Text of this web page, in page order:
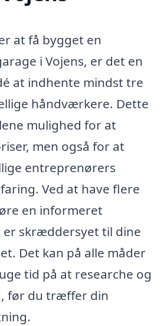
at få bygget en
i Vojens, er det en
at indhente mindst tre
håndværkere. Dette
mulighed for at
men også for at
entreprenørers
Ved at have flere
en informeret
skræddersyet til dine
Det kan på alle måder
tid på at researche og
før du træffer din